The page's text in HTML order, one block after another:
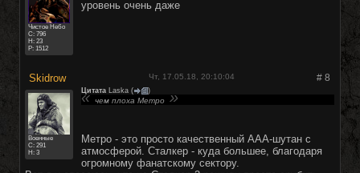
Чистое Небо
C:796
Н: 23
Р: 1512
уровень очень даже
Skidrow #8
Чт, 17.05.18, 20:10:04
Военные
C:291
Н: 3
Цитата Lаskа ( )
чем плоха Метро
Метро - это просто качественный ААА-шутан с
атмосферой. Сталкер - куда большее, благодаря
огромному фанатскому сектору.